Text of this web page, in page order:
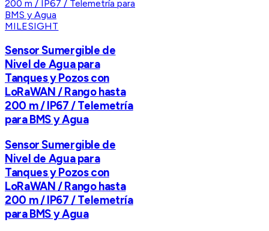
MILESIGHT
Sensor Sumergible de
Nivel de Agua para
Tanques y Pozos con
LoRaWAN / Rango hasta
200 m / IP67 / Telemetría
para BMS y Agua
Sensor Sumergible de
Nivel de Agua para
Tanques y Pozos con
LoRaWAN / Rango hasta
200 m / IP67 / Telemetría
para BMS y Agua